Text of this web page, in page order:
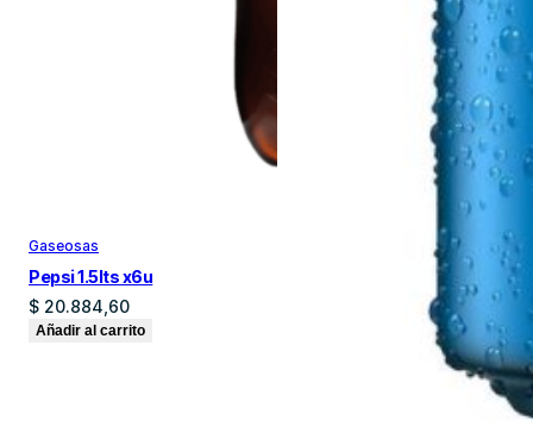
Gaseosas
Pepsi 1.5lts x6u
$ 20.884,60
Añadir al carrito